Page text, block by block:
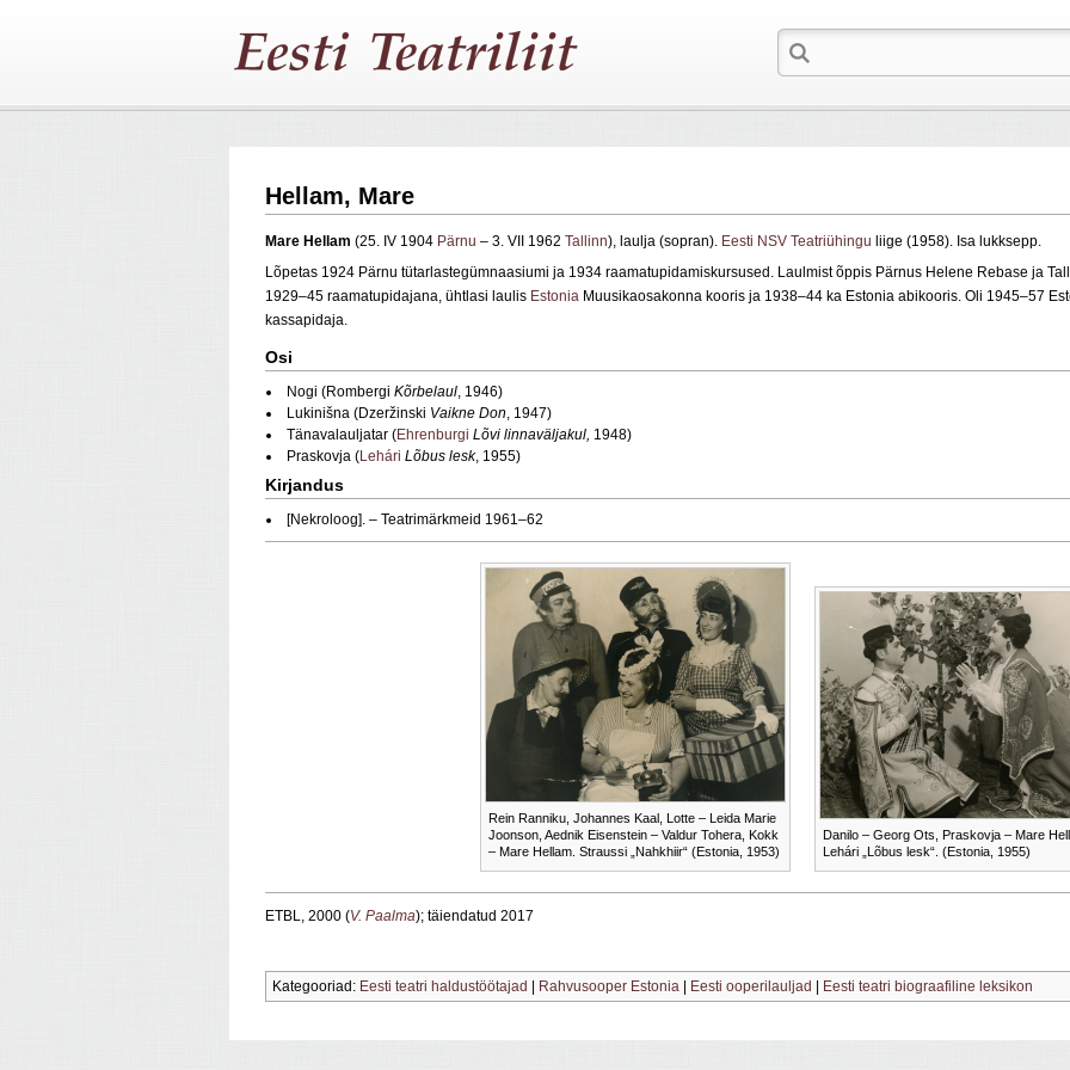
Hellam, Mare
Mare Hellam (25. IV 1904 Pärnu – 3. VII 1962 Tallinn), laulja (sopran). Eesti NSV Teatriühingu liige (1958). Isa lukksepp.
Lõpetas 1924 Pärnu tütarlastegümnaasiumi ja 1934 raamatupidamiskursused. Laulmist õppis Pärnus Helene Rebase ja
1929–45 raamatupidajana, ühtlasi laulis Estonia Muusikaosakonna kooris ja 1938–44 ka Estonia abikooris. Oli 1945–57
kassapidaja.
Osi
Nogi (Rombergi Kõrbelaul, 1946)
Lukinišna (Dzeržinski Vaikne Don, 1947)
Tänavalauljatar (Ehrenburgi Lõvi linnaväljakul, 1948)
Praskovja (Lehári Lõbus lesk, 1955)
Kirjandus
[Nekroloog]. – Teatrimärkmeid 1961–62
Rein Ranniku, Johannes Kaal, Lotte – Leida Marie
Joonson, Aednik Eisenstein – Valdur Tohera, Kokk
– Mare Hellam. Straussi „Nahkhiir“ (Estonia, 1953)
Danilo – Georg Ots, Praskovja – Mare
Lehári „Lõbus lesk“. (Estonia, 1955)
ETBL, 2000 (V. Paalma); täiendatud 2017
Kategooriad: Eesti teatri haldustöötajad | Rahvusooper Estonia | Eesti ooperilauljad | Eesti teatri biograafiline leksikon